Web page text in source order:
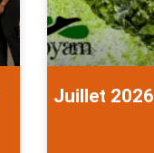
Juillet 2026